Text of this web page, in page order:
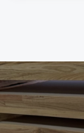
ekonomik
iyidir. Adaptör
buraya
sayesinde